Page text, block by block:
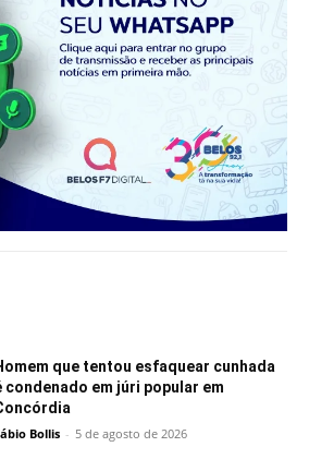
que tentou esfaquear cunhada
condenado em júri popular em
Bollis - 5 de agosto de 2026